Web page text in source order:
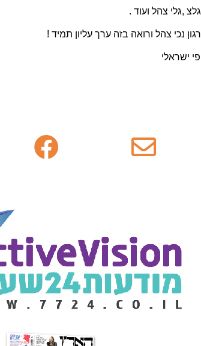
,גלי צהל ועוד .
נכי צהל ורואה בזה ערך עליון תמיד !
ישראלי